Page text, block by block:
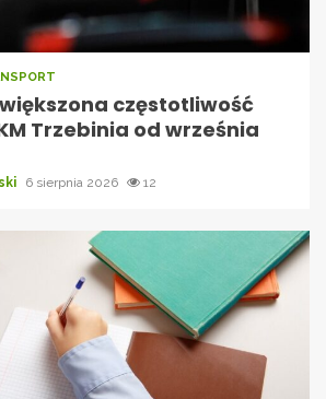
częstotliwość
Trzebinia od września
6 sierpnia 2026 12